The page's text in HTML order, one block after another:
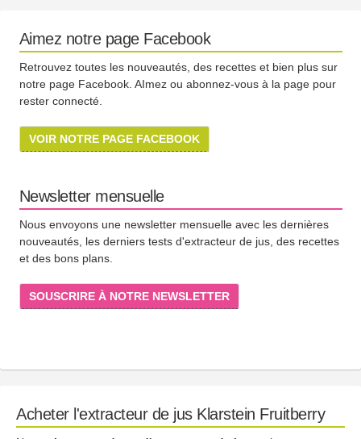
Aimez notre page Facebook
Retrouvez toutes les nouveautés, des recettes et bien plus sur
notre page Facebook. AImez ou abonnez-vous à la page pour
rester connecté.
VOIR NOTRE PAGE FACEBOOK
Newsletter mensuelle
Nous envoyons une newsletter mensuelle avec les dernières
nouveautés, les derniers tests d'extracteur de jus, des recettes
et des bons plans.
SOUSCRIRE À NOTRE NEWSLETTER
Acheter l'extracteur de jus Klarstein Fruitberry